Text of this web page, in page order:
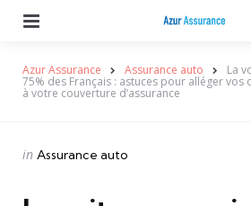
Azur Assurance Assurance auto La
75% des Français : astuces pour alléger vos
à votre couverture d’assurance
Categories
Posted
in Assurance auto